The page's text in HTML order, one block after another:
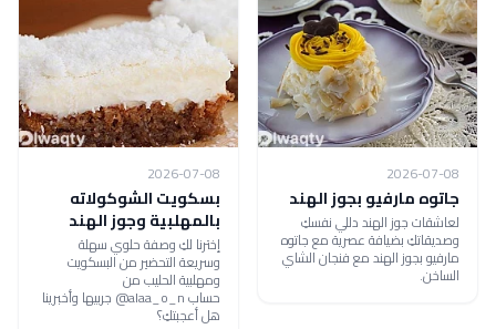
2026-07-08
جاتوه مارفيو بجوز الهند
لعاشقات جوز الهند دللي نفسكِ
وصديقاتكِ بضيافة عصرية مع جاتوه
مارفيو بجوز الهند مع فنجان الشاي
الساخن.
2026-07-08
بسكويت الشوكولاته
بالمهلبية وجوز الهند
إخترنا لكِ وصفة حلوي سهلة
وسريعة التحضير من البسكويت
ومهلبية الحليب من
حساب alaa_o_n@ جربيها وأخبرينا
هل أعجبتكِ؟